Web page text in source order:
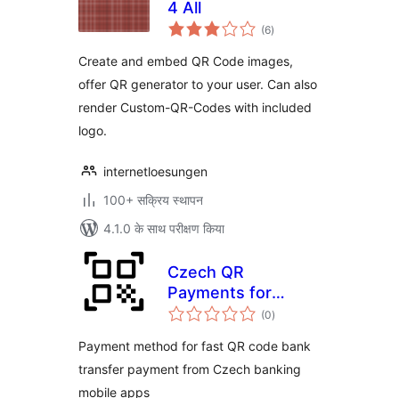
4 All
(6कुल
दर)
Create and embed QR Code images,
offer QR generator to your user. Can also
render Custom-QR-Codes with included
logo.
internetloesungen
100+ सक्रिय स्थापन
4.1.0 के साथ परीक्षण किया
Czech QR
Payments for
WooCommerce
(0कुल
दर)
Payment method for fast QR code bank
transfer payment from Czech banking
mobile apps